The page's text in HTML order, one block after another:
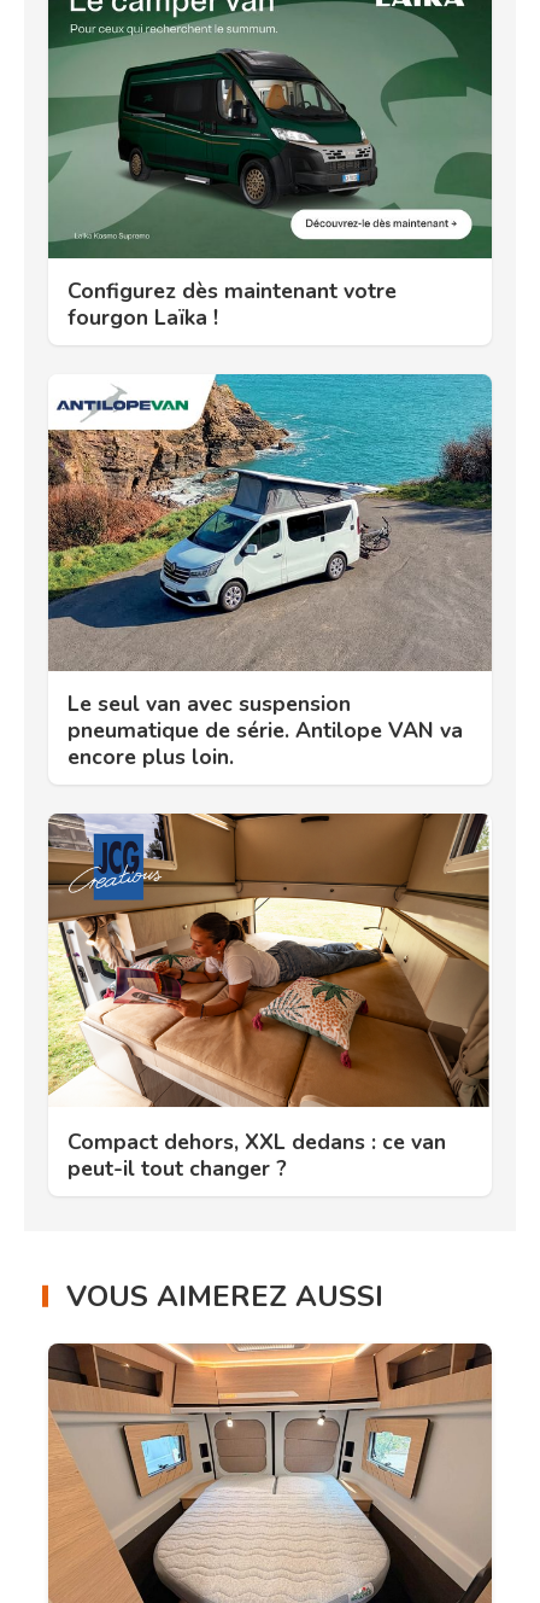
Configurez dès maintenant votre
fourgon Laïka !
Le seul van avec suspension
pneumatique de série. Antilope VAN va
encore plus loin.
Compact dehors, XXL dedans : ce van
peut-il tout changer ?
VOUS AIMEREZ AUSSI